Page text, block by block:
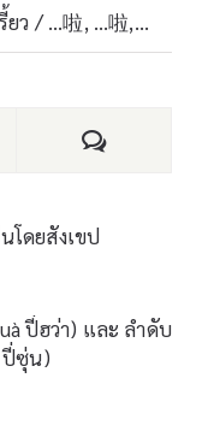
ยว / …啦, …啦,…
Comments
ดยสังเขป
ปี่ฮว่า) และ ลำดับ
ปี่ซุ่น)